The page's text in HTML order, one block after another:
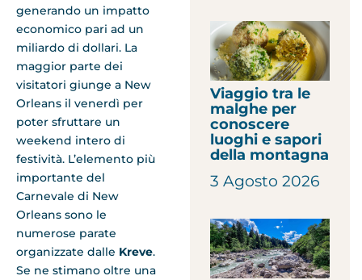
generando un impatto
economico pari ad un
miliardo di dollari. La
maggior parte dei
visitatori giunge a New
Orleans il venerdì per
poter sfruttare un
weekend intero di
festività. L’elemento più
importante del
Carnevale di New
Orleans sono le
numerose parate
organizzate dalle Kreve.
Se ne stimano oltre una
Viaggio tra le
malghe per
conoscere
luoghi e sapori
della montagna
3 Agosto 2026